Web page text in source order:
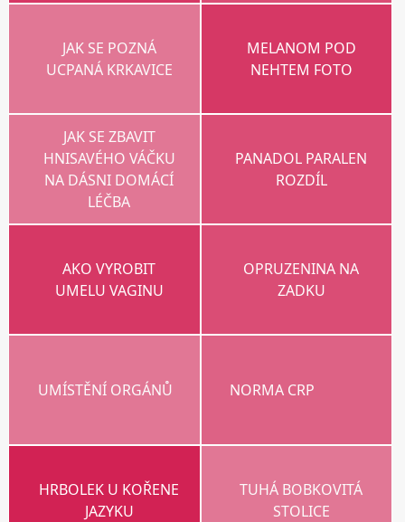
JAK SE POZNÁ
UCPANÁ KRKAVICE
MELANOM POD
NEHTEM FOTO
JAK SE ZBAVIT
HNISAVÉHO VÁČKU
NA DÁSNI DOMÁCÍ
LÉČBA
PANADOL PARALEN
ROZDÍL
AKO VYROBIT
UMELU VAGINU
OPRUZENINA NA
ZADKU
UMÍSTĚNÍ ORGÁNŮ NORMA CRP
HRBOLEK U KOŘENE
JAZYKU
TUHÁ BOBKOVITÁ
STOLICE